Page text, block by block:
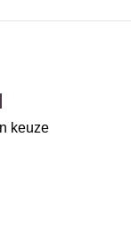
keuze